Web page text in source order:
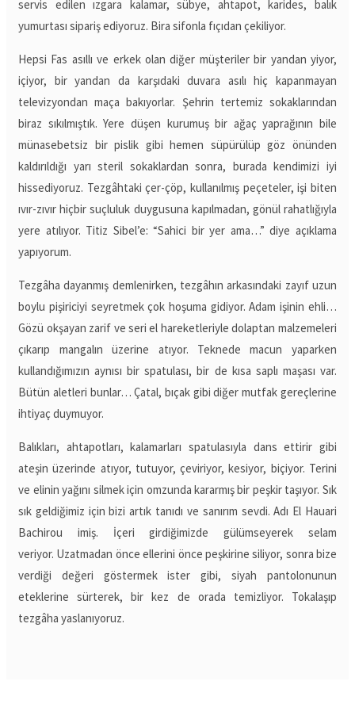
servis edilen ızgara kalamar, sübye, ahtapot, karides, balık
yumurtası sipariş ediyoruz. Bira sifonla fıçıdan çekiliyor.
Hepsi Fas asıllı ve erkek olan diğer müşteriler bir yandan yiyor,
içiyor, bir yandan da karşıdaki duvara asılı hiç kapanmayan
televizyondan maça bakıyorlar. Şehrin tertemiz sokaklarından
biraz sıkılmıştık. Yere düşen kurumuş bir ağaç yaprağının bile
münasebetsiz bir pislik gibi hemen süpürülüp göz önünden
kaldırıldığı yarı steril sokaklardan sonra, burada kendimizi iyi
hissediyoruz. Tezgâhtaki çer-çöp, kullanılmış peçeteler, işi biten
ıvır-zıvır hiçbir suçluluk duygusuna kapılmadan, gönül rahatlığıyla
yere atılıyor. Titiz Sibel’e: “Sahici bir yer ama…” diye açıklama
yapıyorum.
Tezgâha dayanmış demlenirken, tezgâhın arkasındaki zayıf uzun
boylu pişiriciyi seyretmek çok hoşuma gidiyor. Adam işinin ehli…
Gözü okşayan zarif ve seri el hareketleriyle dolaptan malzemeleri
çıkarıp mangalın üzerine atıyor. Teknede macun yaparken
kullandığımızın aynısı bir spatulası, bir de kısa saplı maşası var.
Bütün aletleri bunlar… Çatal, bıçak gibi diğer mutfak gereçlerine
ihtiyaç duymuyor.
Balıkları, ahtapotları, kalamarları spatulasıyla dans ettirir gibi
ateşin üzerinde atıyor, tutuyor, çeviriyor, kesiyor, biçiyor. Terini
ve elinin yağını silmek için omzunda kararmış bir peşkir taşıyor. Sık
sık geldiğimiz için bizi artık tanıdı ve sanırım sevdi. Adı El Hauari
Bachirou imiş. İçeri girdiğimizde gülümseyerek selam
veriyor. Uzatmadan önce ellerini önce peşkirine siliyor, sonra bize
verdiği değeri göstermek ister gibi, siyah pantolonunun
eteklerine sürterek, bir kez de orada temizliyor. Tokalaşıp
tezgâha yaslanıyoruz.